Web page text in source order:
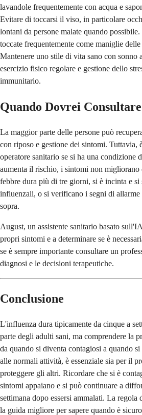
lavandole frequentemente con acqua e
Evitare di toccarsi il viso, in particolare
lontani da persone malate quando
toccate frequentemente come maniglie
Mantenere uno stile di vita sano con sonno
esercizio fisico regolare e gestione dello
immunitario.
Quando Dovrei
La maggior parte delle persone può
con riposo e gestione dei sintomi. Tuttavia,
operatore sanitario se si ha una condizione
aumenta il rischio, i sintomi non migliorano
febbre dura più di tre giorni, si è incinta e
influenzali, o si verificano i segni di allarme
sopra.
August, un assistente sanitario basato
propri sintomi e a determinare se è
se è sempre importante consultare un
diagnosi e le decisioni terapeutiche.
Conclusione
L'influenza dura tipicamente da cinque a
parte degli adulti sani, ma comprendere la
da quando si diventa contagiosi a quando
alle normali attività, è essenziale sia per il
proteggere gli altri. Ricordare che si è
sintomi appaiano e si può continuare a
settimana dopo essersi ammalati. La regola
la guida migliore per sapere quando è